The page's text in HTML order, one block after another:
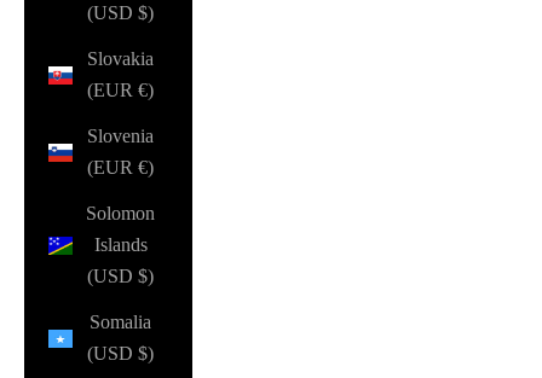
(USD $)
Slovakia
(EUR €)
Slovenia
(EUR €)
Solomon
Islands
(USD $)
Somalia
(USD $)